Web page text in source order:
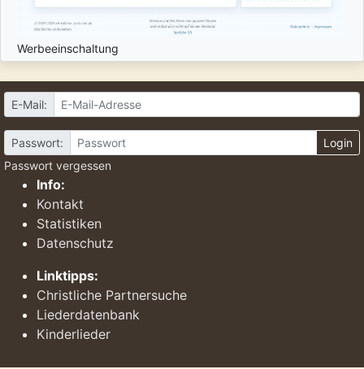
Werbeeinschaltung
E-Mail:
Passwort:
Login
Passwort vergessen
Info:
Kontakt
Statistiken
Datenschutz
Linktipps:
Christliche Partnersuche
Liederdatenbank
Kinderlieder